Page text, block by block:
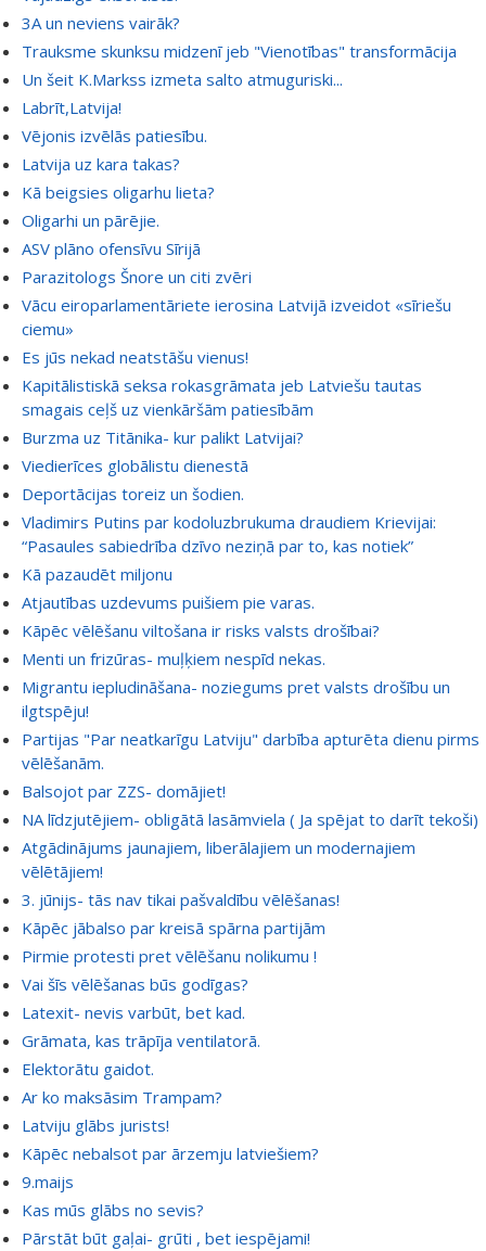
3A un neviens vairāk?
Trauksme skunksu midzenī jeb "Vienotības" transformācija
Un šeit K.Markss izmeta salto atmuguriski...
Labrīt,Latvija!
Vējonis izvēlās patiesību.
Latvija uz kara takas?
Kā beigsies oligarhu lieta?
Oligarhi un pārējie.
ASV plāno ofensīvu Sīrijā
Parazitologs Šnore un citi zvēri
Vācu eiroparlamentāriete ierosina Latvijā izveidot «sīriešu
ciemu»
Es jūs nekad neatstāšu vienus!
Kapitālistiskā seksa rokasgrāmata jeb Latviešu tautas
smagais ceļš uz vienkāršām patiesībām
Burzma uz Titānika- kur palikt Latvijai?
Viedierīces globālistu dienestā
Deportācijas toreiz un šodien.
Vladimirs Putins par kodoluzbrukuma draudiem Krievijai:
“Pasaules sabiedrība dzīvo neziņā par to, kas notiek”
Kā pazaudēt miljonu
Atjautības uzdevums puišiem pie varas.
Kāpēc vēlēšanu viltošana ir risks valsts drošībai?
Menti un frizūras- muļķiem nespīd nekas.
Migrantu iepludināšana- noziegums pret valsts drošību un
ilgtspēju!
Partijas "Par neatkarīgu Latviju" darbība apturēta dienu pirms
vēlēšanām.
Balsojot par ZZS- domājiet!
NA līdzjutējiem- obligātā lasāmviela ( Ja spējat to darīt tekoši)
Atgādinājums jaunajiem, liberālajiem un modernajiem
vēlētājiem!
3. jūnijs- tās nav tikai pašvaldību vēlēšanas!
Kāpēc jābalso par kreisā spārna partijām
Pirmie protesti pret vēlēšanu nolikumu !
Vai šīs vēlēšanas būs godīgas?
Latexit- nevis varbūt, bet kad.
Grāmata, kas trāpīja ventilatorā.
Elektorātu gaidot.
Ar ko maksāsim Trampam?
Latviju glābs jurists!
Kāpēc nebalsot par ārzemju latviešiem?
9.maijs
Kas mūs glābs no sevis?
Pārstāt būt gaļai- grūti , bet iespējami!